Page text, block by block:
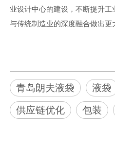
业设计中心的建设，不断提升
与传统制造业的深度融合做出更
青岛朗夫液袋 液袋
供应链优化 包装